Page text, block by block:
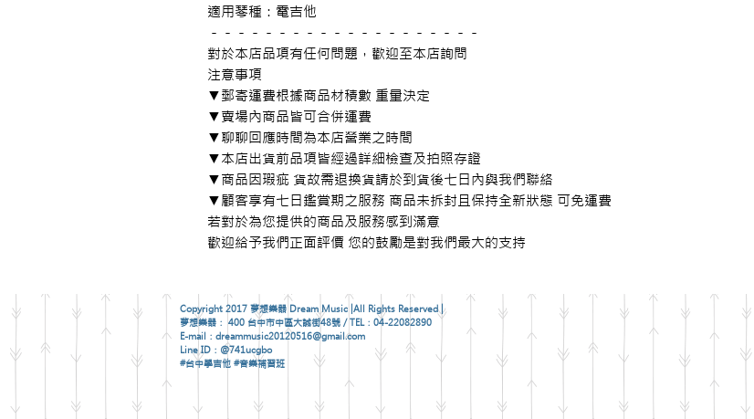
適用琴種：電吉他
－－－－－－－－－－－－－－－－－－－－
對於本店品項有任何問題，歡迎至本店詢問
注意事項
▼郵寄運費根據商品材積數 重量決定
▼賣場內商品皆可合併運費
▼聊聊回應時間為本店營業之時間
▼本店出貨前品項皆經過詳細檢查及拍照存證
▼商品因瑕疵 貨故需退換貨請於到貨後七日內與我們聯絡
▼顧客享有七日鑑賞期之服務 商品未拆封且保持全新狀態 可免運費
若對於為您提供的商品及服務感到滿意
歡迎給予我們正面評價 您的鼓勵是對我們最大的支持
Copyright 2017 夢想樂器 Dream Music |All Rights Reserved |
夢想樂器： 400 台中市中區大誠街48號 / TEL：04-22082890
E-mail：dreammusic20120516@gmail.com
Line ID：@741ucgbo
#台中學吉他 #音樂補習班